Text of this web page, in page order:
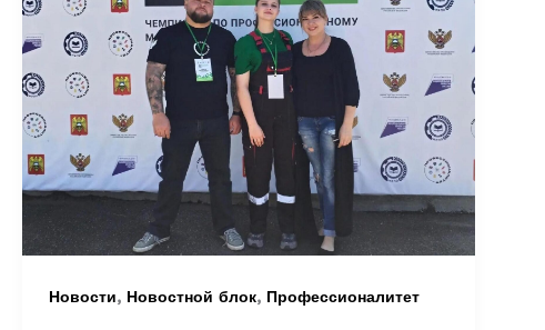
Новости, Новостной блок, Профессионалитет